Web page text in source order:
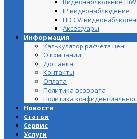
IP видеонаблюдение
HD CVI
Аксессуары
Информация
Калькулятор расчета цен
О компании
Доставка
Контакты
Оплата
Политика возврата
Политика
Новости
Статьи
Сервис
Услуги